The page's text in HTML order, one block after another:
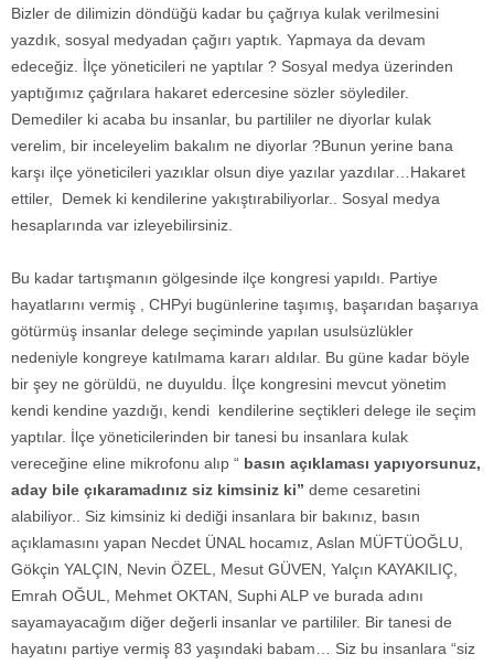
Bizler de dilimizin döndüğü kadar bu çağrıya kulak verilmesini
yazdık, sosyal medyadan çağırı yaptık. Yapmaya da devam
edeceğiz. İlçe yöneticileri ne yaptılar ? Sosyal medya üzerinden
yaptığımız çağrılara hakaret edercesine sözler söylediler.
Demediler ki acaba bu insanlar, bu partililer ne diyorlar kulak
verelim, bir inceleyelim bakalım ne diyorlar ?Bunun yerine bana
karşı ilçe yöneticileri yazıklar olsun diye yazılar yazdılar…Hakaret
ettiler, Demek ki kendilerine yakıştırabiliyorlar.. Sosyal medya
hesaplarında var izleyebilirsiniz.
Bu kadar tartışmanın gölgesinde ilçe kongresi yapıldı. Partiye
hayatlarını vermiş , CHPyi bugünlerine taşımış, başarıdan başarıya
götürmüş insanlar delege seçiminde yapılan usulsüzlükler
nedeniyle kongreye katılmama kararı aldılar. Bu güne kadar böyle
bir şey ne görüldü, ne duyuldu. İlçe kongresini mevcut yönetim
kendi kendine yazdığı, kendi kendilerine seçtikleri delege ile seçim
yaptılar. İlçe yöneticilerinden bir tanesi bu insanlara kulak
vereceğine eline mikrofonu alıp “ basın açıklaması yapıyorsunuz,
aday bile çıkaramadınız siz kimsiniz ki” deme cesaretini
alabiliyor.. Siz kimsiniz ki dediği insanlara bir bakınız, basın
açıklamasını yapan Necdet ÜNAL hocamız, Aslan MÜFTÜOĞLU,
Gökçin YALÇIN, Nevin ÖZEL, Mesut GÜVEN, Yalçın KAYAKILIÇ,
Emrah OĞUL, Mehmet OKTAN, Suphi ALP ve burada adını
sayamayacağım diğer değerli insanlar ve partililer. Bir tanesi de
hayatını partiye vermiş 83 yaşındaki babam… Siz bu insanlara “siz